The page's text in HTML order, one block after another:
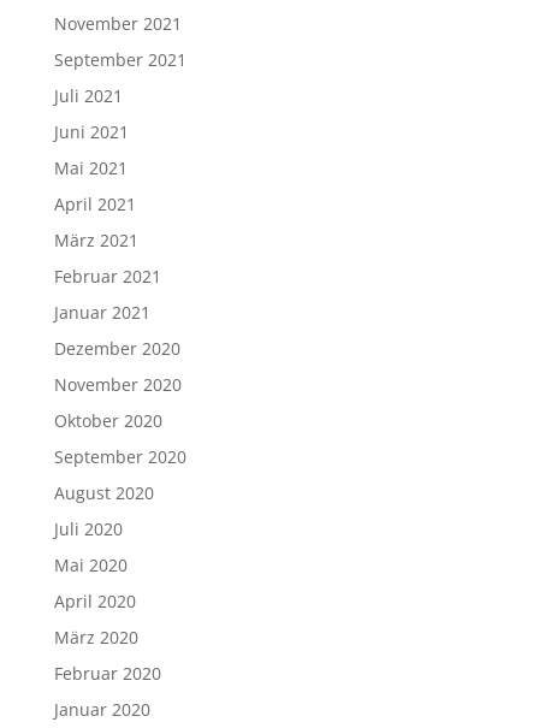
November 2021
September 2021
Juli 2021
Juni 2021
Mai 2021
April 2021
März 2021
Februar 2021
Januar 2021
Dezember 2020
November 2020
Oktober 2020
September 2020
August 2020
Juli 2020
Mai 2020
April 2020
März 2020
Februar 2020
Januar 2020